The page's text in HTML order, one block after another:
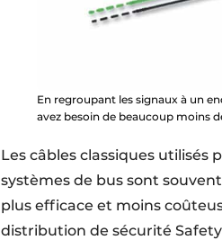
En regroupant les signaux à un
avez besoin de beaucoup moins
Les câbles classiques
systèmes de bus sont
plus efficace et moins
distribution de sécurité